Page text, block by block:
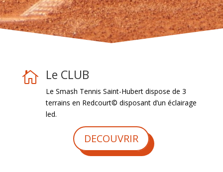
 Le CLUB
Le Smash Tennis Saint-Hubert dispose de 3
terrains en Redcourt© disposant d’un éclairage
led.
DECOUVRIR